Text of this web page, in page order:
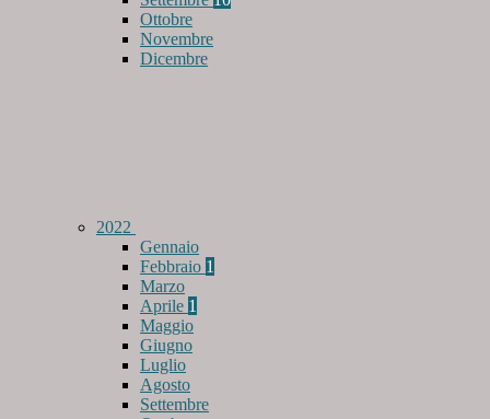
Ottobre
Novembre
Dicembre
2022
Gennaio
Febbraio 1
Marzo
Aprile 1
Maggio
Giugno
Luglio
Agosto
Settembre